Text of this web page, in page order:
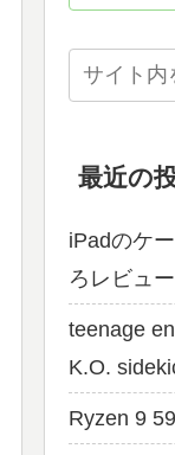
最近の
iPadのケ
ろレビュー
teenage
K.O.
Ryzen 9